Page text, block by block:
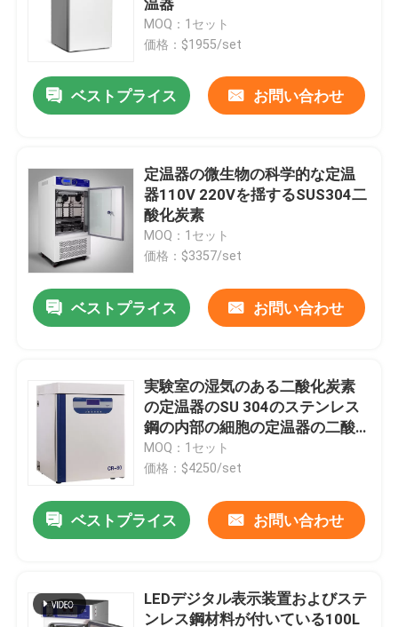
MOQ：1セット
価格：$1955/set
ベストプライス お問い合わせ
定温器の微生物の科学的な定温
器110V 220Vを揺するSUS304二
酸化炭素
MOQ：1セット
価格：$3357/set
ベストプライス お問い合わせ
実験室の湿気のある二酸化炭素
の定温器のSU 304のステンレス
鋼の内部の細胞の定温器の二酸
化炭素
MOQ：1セット
価格：$4250/set
ベストプライス お問い合わせ
LEDデジタル表示装置およびステ
ンレス鋼材料が付いている100L